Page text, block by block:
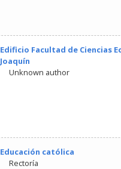
Edificio Facultad de Ciencias
Joaquín
Unknown author
Educación católica
Rectoría